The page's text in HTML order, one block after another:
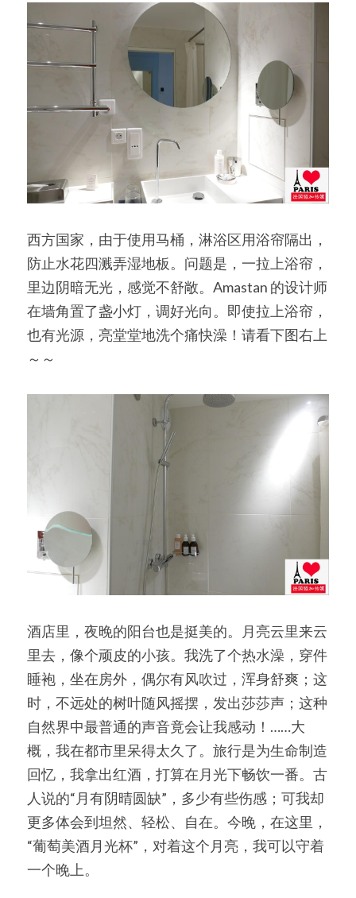
西方国家，由于使用马桶，淋浴区用浴帘隔出，
防止水花四溅弄湿地板。问题是，一拉上浴帘，
里边阴暗无光，感觉不舒敞。Amastan 的设计师
在墙角置了盏小灯，调好光向。即使拉上浴帘，
也有光源，亮堂堂地洗个痛快澡！请看下图右上
～～
酒店里，夜晚的阳台也是挺美的。月亮云里来云
里去，像个顽皮的小孩。我洗了个热水澡，穿件
睡袍，坐在房外，偶尔有风吹过，浑身舒爽；这
时，不远处的树叶随风摇摆，发出莎莎声；这种
自然界中最普通的声音竟会让我感动！……大
概，我在都市里呆得太久了。旅行是为生命制造
回忆，我拿出红酒，打算在月光下畅饮一番。古
人说的“月有阴晴圆缺”，多少有些伤感；可我却
更多体会到坦然、轻松、自在。今晚，在这里，
“葡萄美酒月光杯”，对着这个月亮，我可以守着
一个晚上。